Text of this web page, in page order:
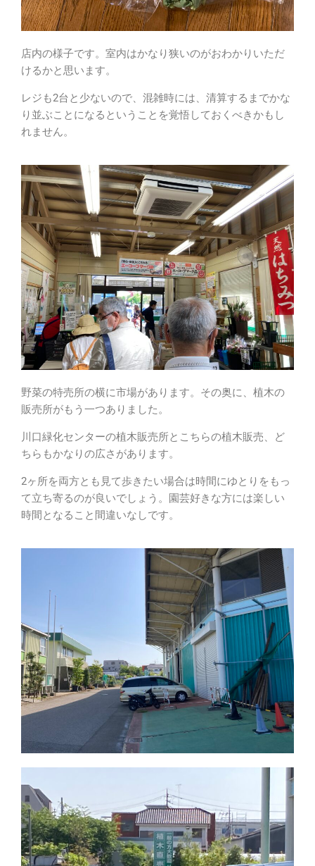
店内の様子です。室内はかなり狭いのがおわかりいただ
けるかと思います。
レジも2台と少ないので、混雑時には、清算するまでかな
り並ぶことになるということを覚悟しておくべきかもし
れません。
野菜の特売所の横に市場があります。その奥に、植木の
販売所がもう一つありました。
川口緑化センターの植木販売所とこちらの植木販売、ど
ちらもかなりの広さがあります。
2ヶ所を両方とも見て歩きたい場合は時間にゆとりをもっ
て立ち寄るのが良いでしょう。園芸好きな方には楽しい
時間となること間違いなしです。